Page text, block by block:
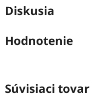
Diskusia
Hodnotenie
Súvisiaci tovar